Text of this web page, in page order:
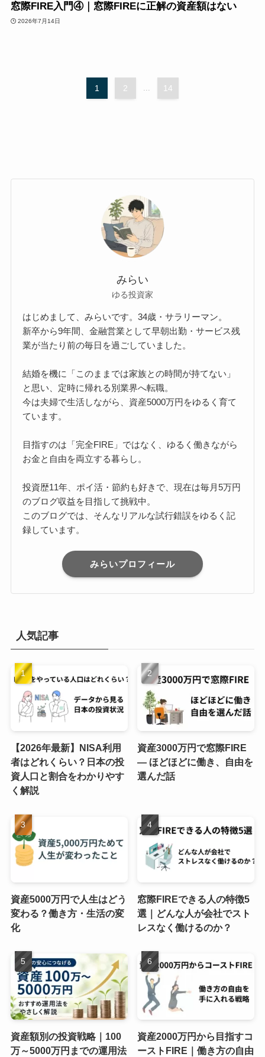
窓際FIRE入門④｜窓際FIREに正解の資産額はない
2026年7月14日
1 2 ... 14
みらい
ゆる投資家
はじめまして、みらいです。34歳・サラリーマン。
新卒から9年間、金融営業として早朝出勤・サービス残
業が当たり前の毎日を過ごしていました。
結婚を機に「このままでは家族との時間が持てない」
と思い、定時に帰れる別業界へ転職。
今は夫婦で生活しながら、資産5000万円をゆるく育て
ています。
目指すのは「完全FIRE」ではなく、ゆるく働きながら
お金と自由を両立する暮らし。
投資歴11年、ポイ活・節約も好きで、現在は毎月5万円
のブログ収益を目指して挑戦中。
このブログでは、そんなリアルな試行錯誤をゆるく記
録しています。
みらいプロフィール
人気記事
【2026年最新】NISA利用
者はどれくらい？日本の投
資人口と割合をわかりやす
く解説
資産3000万円で窓際FIRE
― ほどほどに働き、自由を
選んだ話
資産5000万円で人生はどう
変わる？働き方・生活の変
化
窓際FIREできる人の特徴5
選｜どんな人が会社でスト
レスなく働けるのか？
資産額別の投資戦略｜100
万～5000万円までの運用法
資産2000万円から目指すコ
ーストFIRE｜働き方の自由